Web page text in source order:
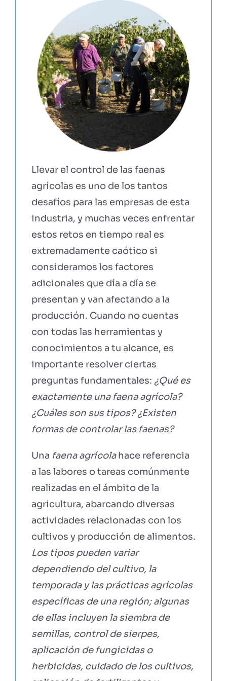
EBOOKS Y RECURSOS
PRUÉBALO GRATIS
Llevar el control de las faenas
agrícolas es uno de los tantos
desafíos para las empresas de esta
industria, y muchas veces enfrentar
estos retos en tiempo real es
extremadamente caótico si
consideramos los factores
adicionales que día a día se
presentan y van afectando a la
producción. Cuando no cuentas
con todas las herramientas y
conocimientos a tu alcance, es
importante resolver ciertas
preguntas fundamentales: ¿Qué es
exactamente una faena agrícola?
¿Cuáles son sus tipos? ¿Existen
formas de controlar las faenas?
Una faena agrícolahace referencia
a las labores o tareas comúnmente
realizadas en el ámbito de la
agricultura, abarcando diversas
actividades relacionadas con los
cultivos y producción de alimentos.
Los tipos pueden variar
dependiendo del cultivo, la
temporada y las prácticas agrícolas
específicas de una región; algunas
de ellas incluyen la siembra de
semillas, control de sierpes,
aplicación de fungicidas o
herbicidas, cuidado de los cultivos,